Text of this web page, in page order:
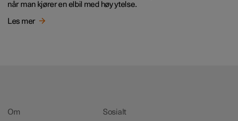
når man kjører en elbil med høy ytelse.
Les mer
Om
Sosialt